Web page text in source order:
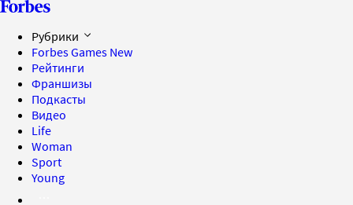
Рубрики
Forbes Games New
Рейтинги
Франшизы
Подкасты
Видео
Life
Woman
Sport
Young